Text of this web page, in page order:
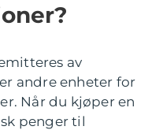
av
andre enheter for
Når du kjøper en
penger til